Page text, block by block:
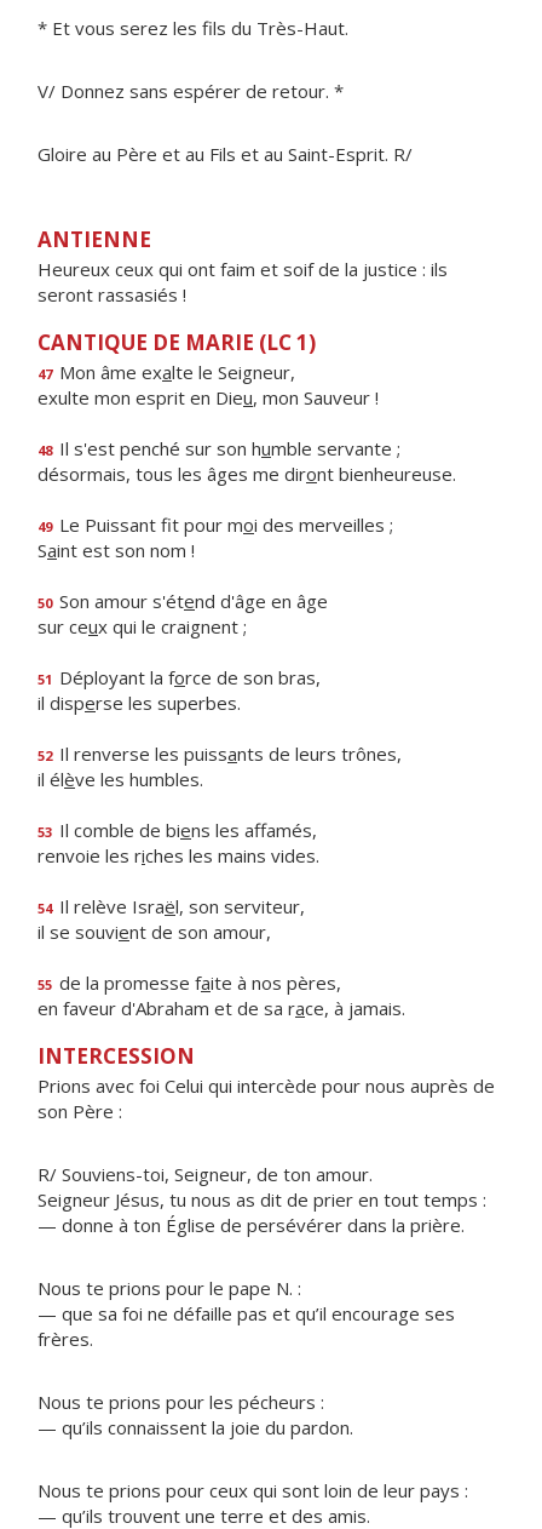
* Et vous serez les fils du Très-Haut.
V/ Donnez sans espérer de retour. *
Gloire au Père et au Fils et au Saint-Esprit. R/
ANTIENNE
Heureux ceux qui ont faim et soif de la justice : ils
seront rassasiés !
CANTIQUE DE MARIE (LC 1)
47 Mon âme exalte le Seigneur,
exulte mon esprit en Dieu, mon Sauveur !
48 Il s'est penché sur son humble servante ;
désormais, tous les âges me diront bienheureuse.
49 Le Puissant fit pour moi des merveilles ;
Saint est son nom !
50 Son amour s'étend d'âge en âge
sur ceux qui le craignent ;
51 Déployant la force de son bras,
il disperse les superbes.
52 Il renverse les puissants de leurs trônes,
il élève les humbles.
53 Il comble de biens les affamés,
renvoie les riches les mains vides.
54 Il relève Israël, son serviteur,
il se souvient de son amour,
55 de la promesse faite à nos pères,
en faveur d'Abraham et de sa race, à jamais.
INTERCESSION
Prions avec foi Celui qui intercède pour nous auprès de
son Père :
R/ Souviens-toi, Seigneur, de ton amour.
Seigneur Jésus, tu nous as dit de prier en tout temps :
— donne à ton Église de persévérer dans la prière.
Nous te prions pour le pape N. :
— que sa foi ne défaille pas et qu’il encourage ses
frères.
Nous te prions pour les pécheurs :
— qu’ils connaissent la joie du pardon.
Nous te prions pour ceux qui sont loin de leur pays :
— qu’ils trouvent une terre et des amis.